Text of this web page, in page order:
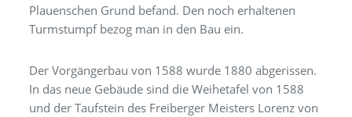
Plauenschen Grund befand. Den noch erhaltenen
Turmstumpf bezog man in den Bau ein.
Der Vorgängerbau von 1588 wurde 1880 abgerissen.
In das neue Gebäude sind die Weihetafel von 1588
und der Taufstein des Freiberger Meisters Lorenz von